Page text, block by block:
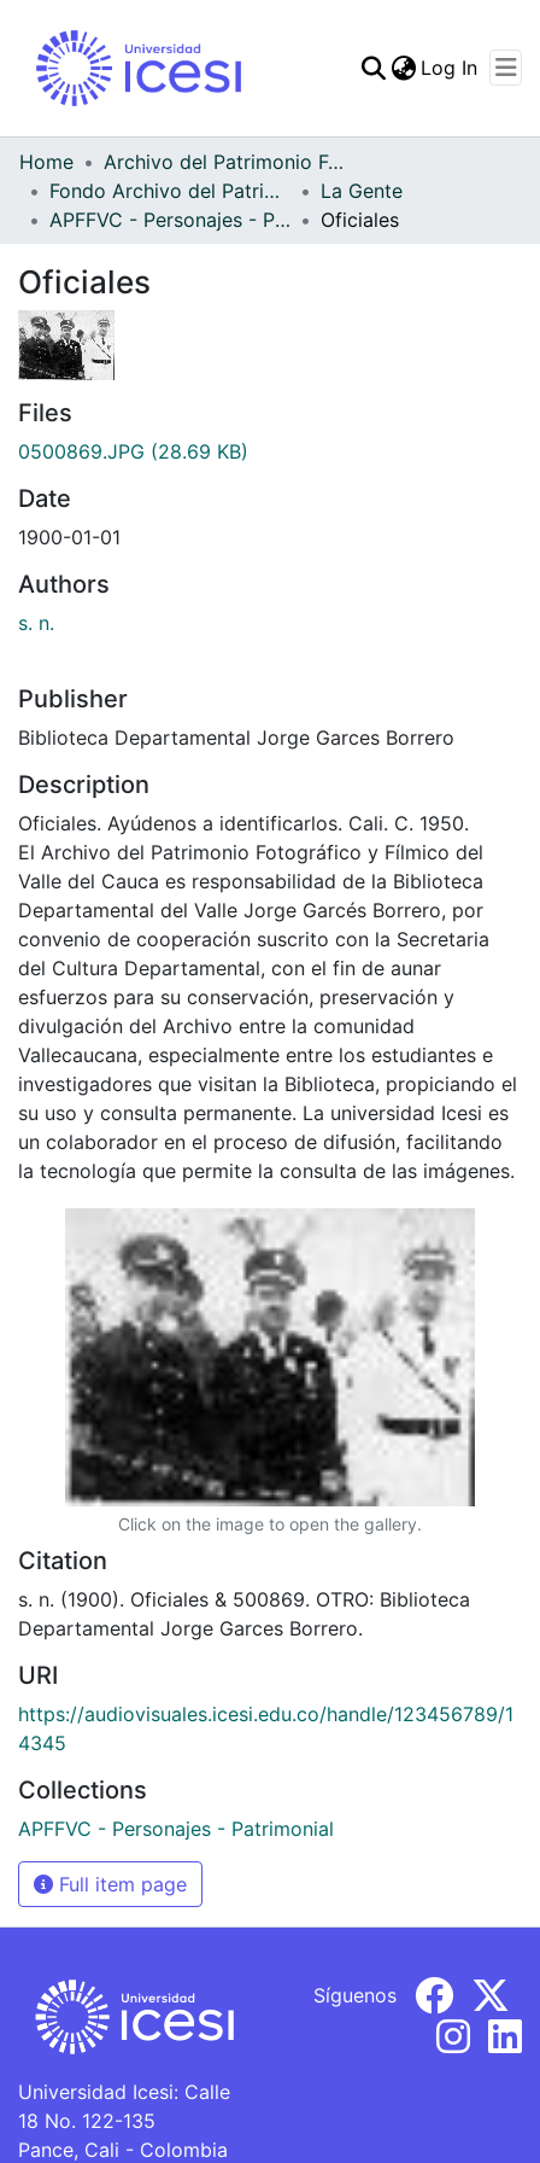
Statistics
Log In
Home
Archivo del Patrimonio Fotográfico y Fílmico del Valle del Cauca
Fondo Archivo del Patrimonio Fotográfico y Fílmico del Valle del Cauca
La Gente
APFFVC - Personajes - Patrimonial
Oficiales
Oficiales
Files
0500869.JPG (28.69 KB)
Date
1900-01-01
Authors
s. n.
Publisher
Biblioteca Departamental Jorge Garces Borrero
Description
Oficiales. Ayúdenos a identificarlos. Cali. C. 1950.
El Archivo del Patrimonio Fotográfico y Fílmico del
Valle del Cauca es responsabilidad de la Biblioteca
Departamental del Valle Jorge Garcés Borrero, por
convenio de cooperación suscrito con la Secretaria
del Cultura Departamental, con el fin de aunar
esfuerzos para su conservación, preservación y
divulgación del Archivo entre la comunidad
Vallecaucana, especialmente entre los estudiantes e
investigadores que visitan la Biblioteca, propiciando el
su uso y consulta permanente. La universidad Icesi es
un colaborador en el proceso de difusión, facilitando
la tecnología que permite la consulta de las imágenes.
Click on the image to open the gallery.
Citation
s. n. (1900). Oficiales & 500869. OTRO: Biblioteca
Departamental Jorge Garces Borrero.
URI
https://audiovisuales.icesi.edu.co/handle/123456789/1
4345
Collections
APFFVC - Personajes - Patrimonial
Full item page
Universidad Icesi: Calle
18 No. 122-135
Pance, Cali - Colombia
Síguenos